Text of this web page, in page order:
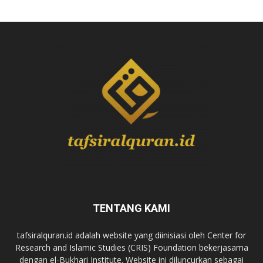
TENTANG KAMI
tafsiralquran.id adalah website yang diinisiasi oleh Center for
Research and Islamic Studies (CRIS) Foundation bekerjasama
dengan el-Bukhari Institute. Website ini diluncurkan sebagai